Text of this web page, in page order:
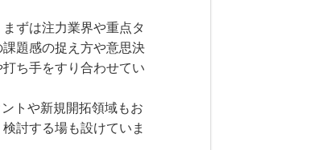
ずは注力業界や重点タ
題感の捉え方や意思決
ち手をすり合わせてい
トや新規開拓領域もお
討する場も設けていま